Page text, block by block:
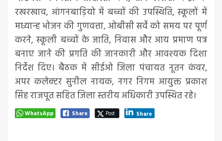
रखरखाव, आंगनबाड़ियो में बच्चों की उपस्थिति, स्कूलों में
मध्यान्ह भोजन की गुणवत्ता, ओबीसी सर्वे को समय पर पूर्ण
करने, स्कूली बच्चों के जाति, निवास और आय प्रमाण पत्र
बनाए जाने की प्रगति की जानकारी और आवश्यक दिशा
निर्देश दिए। बैठक में सीईओ जिला पंचायत नूतन कंवर,
अपर कलेक्टर सुनील नायक, नगर निगम आयुक्त प्रकाश
सिंह राजपूत सहित जिला स्तरीय अधिकारी उपस्थित रहे।
WhatsApp Share Post Share